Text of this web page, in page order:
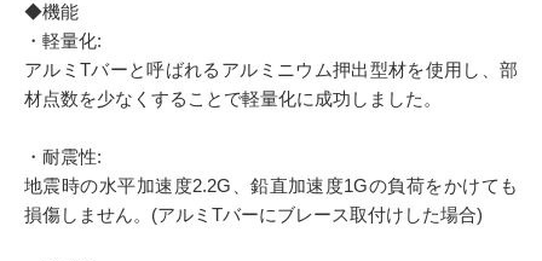
◆機能
・軽量化:
アルミTバーと呼ばれるアルミニウム押出型材を使用し、部
材点数を少なくすることで軽量化に成功しました。
・耐震性:
地震時の水平加速度2.2G、鉛直加速度1Gの負荷をかけても
損傷しません。(アルミTバーにブレース取付けした場合)